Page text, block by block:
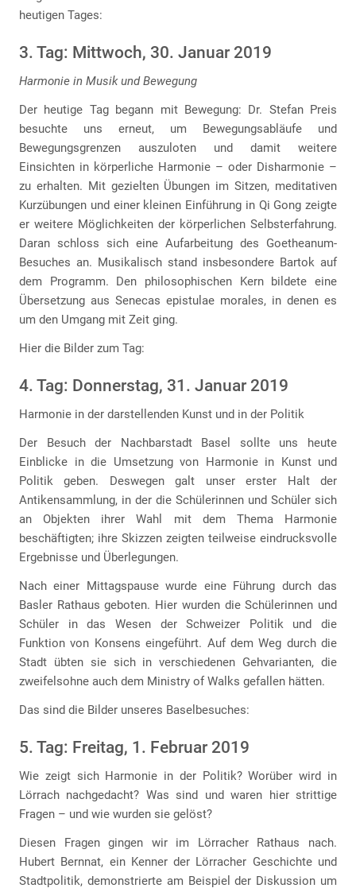
heutigen Tages:
3. Tag: Mittwoch, 30. Januar 2019
Harmonie in Musik und Bewegung
Der heutige Tag begann mit Bewegung: Dr. Stefan Preis
besuchte uns erneut, um Bewegungsabläufe und
Bewegungsgrenzen auszuloten und damit weitere
Einsichten in körperliche Harmonie – oder Disharmonie –
zu erhalten. Mit gezielten Übungen im Sitzen, meditativen
Kurzübungen und einer kleinen Einführung in Qi Gong zeigte
er weitere Möglichkeiten der körperlichen Selbsterfahrung.
Daran schloss sich eine Aufarbeitung des Goetheanum-
Besuches an. Musikalisch stand insbesondere Bartok auf
dem Programm. Den philosophischen Kern bildete eine
Übersetzung aus Senecas epistulae morales, in denen es
um den Umgang mit Zeit ging.
Hier die Bilder zum Tag:
4. Tag: Donnerstag, 31. Januar 2019
Harmonie in der darstellenden Kunst und in der Politik
Der Besuch der Nachbarstadt Basel sollte uns heute
Einblicke in die Umsetzung von Harmonie in Kunst und
Politik geben. Deswegen galt unser erster Halt der
Antikensammlung, in der die Schülerinnen und Schüler sich
an Objekten ihrer Wahl mit dem Thema Harmonie
beschäftigten; ihre Skizzen zeigten teilweise eindrucksvolle
Ergebnisse und Überlegungen.
Nach einer Mittagspause wurde eine Führung durch das
Basler Rathaus geboten. Hier wurden die Schülerinnen und
Schüler in das Wesen der Schweizer Politik und die
Funktion von Konsens eingeführt. Auf dem Weg durch die
Stadt übten sie sich in verschiedenen Gehvarianten, die
zweifelsohne auch dem Ministry of Walks gefallen hätten.
Das sind die Bilder unseres Baselbesuches:
5. Tag: Freitag, 1. Februar 2019
Wie zeigt sich Harmonie in der Politik? Worüber wird in
Lörrach nachgedacht? Was sind und waren hier strittige
Fragen – und wie wurden sie gelöst?
Diesen Fragen gingen wir im Lörracher Rathaus nach.
Hubert Bernnat, ein Kenner der Lörracher Geschichte und
Stadtpolitik, demonstrierte am Beispiel der Diskussion um